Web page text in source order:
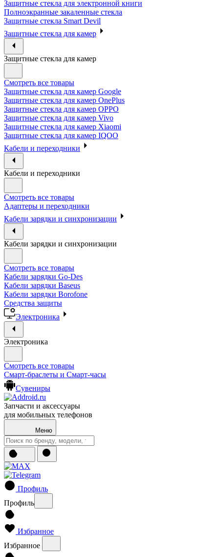
Защитные стекла для электронной книги
Полноэкранные закаленные стекла
Защитные стекла Smart Devil
Защитные стекла для камер
Защитные стекла для камер
Смотреть все товары
Защитные стекла для камер Google
Защитные стекла для камер OnePlus
Защитные стекла для камер OPPO
Защитные стекла для камер Vivo
Защитные стекла для камер Xiaomi
Защитные стекла для камер IQOO
Кабели и переходники
Кабели и переходники
Смотреть все товары
Адаптеры и переходники
Кабели зарядки и синхронизации
Кабели зарядки и синхронизации
Смотреть все товары
Кабели зарядки Go-Des
Кабели зарядки Baseus
Кабели зарядки Borofone
Средства защиты
Электроника
Электроника
Смотреть все товары
Смарт-браслеты и Смарт-часы
Сувениры
Запчасти и аксессуары
для мобильных телефонов
Меню
Профиль
Профиль
Избранное
Избранное